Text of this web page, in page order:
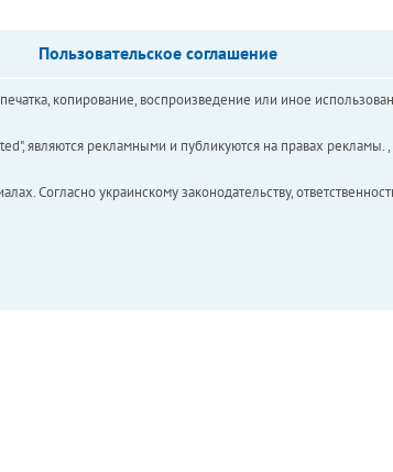
Пользовательское соглашение
копирование, воспроизведение или иное
являются рекламными и публикуются на правах рекламы. ,
Согласно украинскому законодательству,